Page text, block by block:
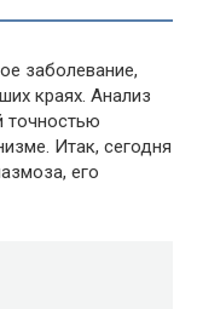
заболевание,
краях. Анализ
точностью
Итак, сегодня
его